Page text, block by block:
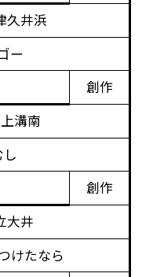
久井浜
ー
創作
溝南
創作
大井
けたなら